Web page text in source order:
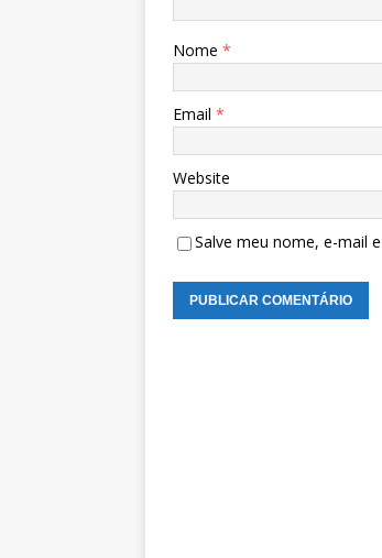
Nome *
Email *
Website
Salve meu nome, e-mail